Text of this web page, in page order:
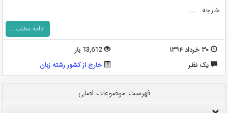
خارجه ...
ادامه مطلب...
۳۰ خرداد ۱۳۹۴
13,612 بار
يک نظر
خارج از کشور رشته زبان
فهرست موضوعات اصلی